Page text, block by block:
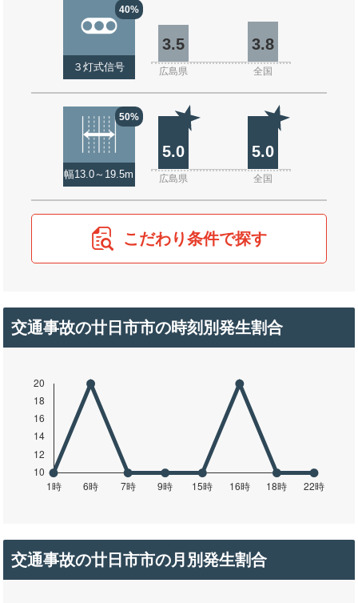
40%
３灯式信号
3.5 3.8
広島県 全国
50%
幅13.0～19.5m
5.0 5.0
広島県 全国
こだわり条件で探す
交通事故の廿日市市の時刻別発生割合
交通事故の廿日市市の月別発生割合